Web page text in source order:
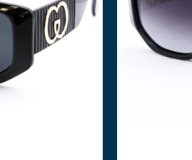
ШВИДШЕ